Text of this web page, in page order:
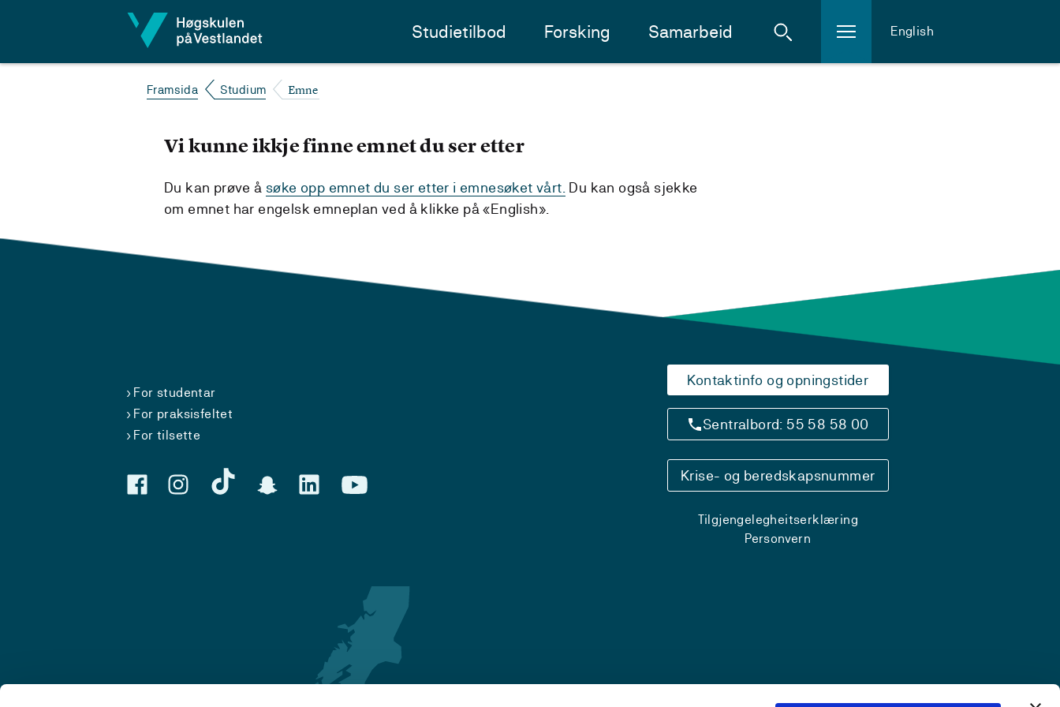
Studietilbod Forsking Samarbeid English
Framsida Studium Emne
Vi kunne ikkje finne emnet du ser etter
Du kan prøve å søke opp emnet du ser etter i emnesøket vårt. Du kan også sjekke
om emnet har engelsk emneplan ved å klikke på «English».
For studentar
For praksisfeltet
For tilsette
Kontaktinfo og opningstider
Sentralbord: 55 58 58 00
Krise- og beredskapsnummer
Tilgjengelegheitserklæring
Personvern